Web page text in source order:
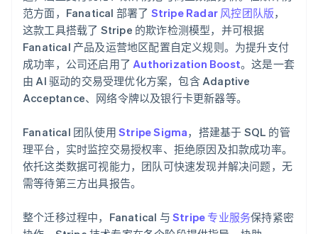
范方面，Fanatical 部署了 Stripe Radar 风控团队版，
这款工具搭载了 Stripe 的欺诈检测模型，并可根据
Fanatical 产品及运营地区配置自定义规则。为提升支付
成功率，公司还启用了 Authorization Boost。这是一套
由 AI 驱动的交易受理优化方案，包含 Adaptive
Acceptance、网络令牌以及银行卡更新器等。
Fanatical 团队使用 Stripe Sigma，搭建基于 SQL 的管
理平台，实时监控交易授权率、拒绝原因及扣款成功率。
依托这类数据可视能力，团队可快速发现并解决问题，无
需等待第三方出具报告。
整个迁移过程中，Fanatical 与 Stripe 专业服务保持紧密